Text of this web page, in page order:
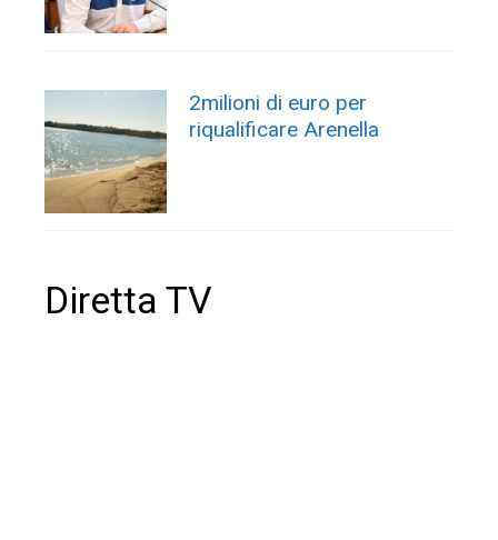
2milioni di euro per
riqualificare Arenella
Diretta TV